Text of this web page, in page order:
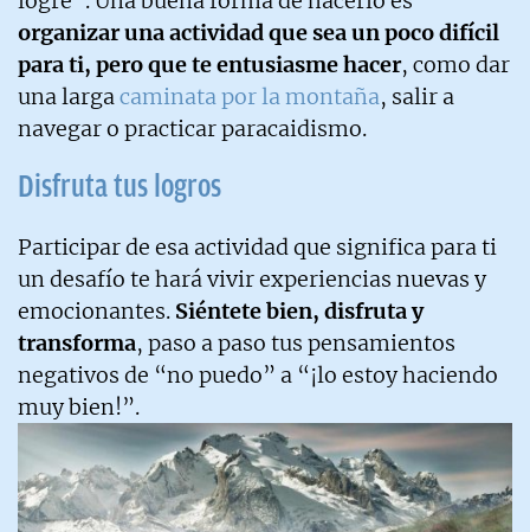
organizar una actividad que sea un poco difícil
para ti, pero que te entusiasme hacer, como dar
una largacaminata por la montaña, salir a
navegar o practicar paracaidismo.
Disfruta tus logros
Participar de esa actividad que significa para ti
un desafío te hará vivir experiencias nuevas y
emocionantes. Siéntete bien, disfruta y
transforma, paso a paso tus pensamientos
negativos de “no puedo” a “¡lo estoy haciendo
muy bien!”.